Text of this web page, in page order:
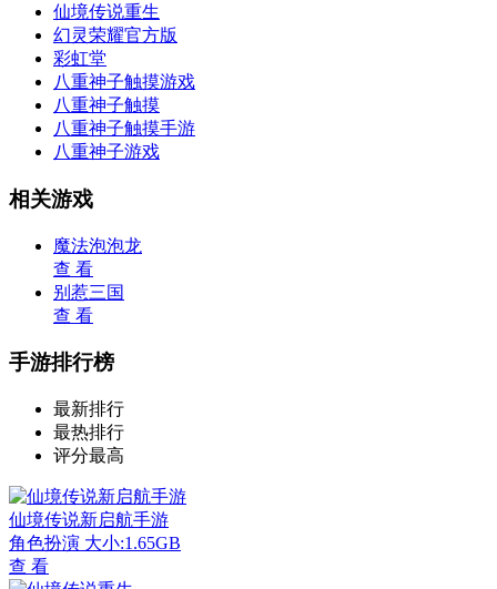
仙境传说重生
幻灵荣耀官方版
彩虹堂
八重神子触摸游戏
八重神子触摸
八重神子触摸手游
八重神子游戏
相关游戏
魔法泡泡龙
查 看
别惹三国
查 看
手游排行榜
最新排行
最热排行
评分最高
仙境传说新启航手游
角色扮演 大小:1.65GB
查 看